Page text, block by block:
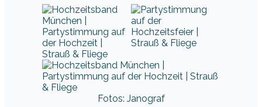
Fotos: Janograf